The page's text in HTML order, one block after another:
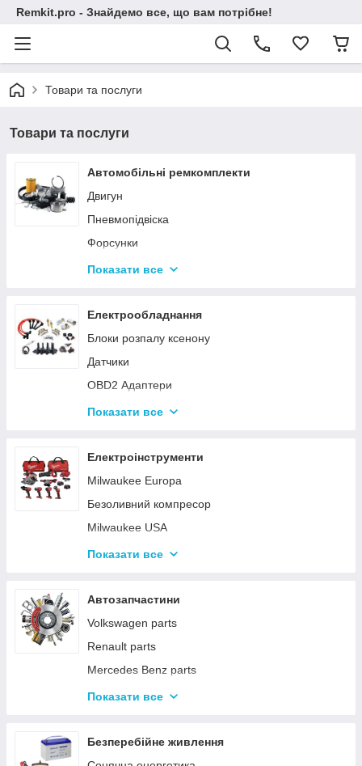
Remkit.pro - Знайдемо все, що вам потрібне!
Товари та послуги
Товари та послуги
Автомобільні ремкомплекти
Двигун
Пневмопідвіска
Форсунки
Колектор
Заглушки вихрьових заслінок і комплекти EGR
Шестерні
Салон
Ремкомплекти компресора кондиціонера
Показати все
Електрообладнання
Блоки розпалу ксенону
Датчики
OBD2 Адаптери
Резистора
Моторчики
Реле
Запобіжники
Показати все
Електроінструменти
Milwaukee Europa
Безоливний компресор
Milwaukee USA
Поршневі компресори
Dewalt
Витратні матеріали
Гідравлічне обладнання
Спецодяг
Запчастини для компресорів
Шафи, інструментальні ящики та візки
Пневмоінструмент
Показати все
Автозапчастини
Volkswagen parts
Renault parts
Mercedes Benz parts
Peugeot parts
Масла та автохімія
Показати все
Безперебійне живлення